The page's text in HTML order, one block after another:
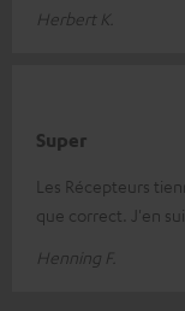
Herbert K.
Super
Les Récepteurs
que correct. J'en
Henning F.